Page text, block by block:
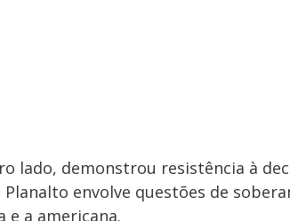
lado, demonstrou resistência à
envolve questões de
e a americana.